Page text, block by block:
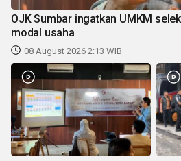
OJK Sumbar ingatkan UMKM
modal usaha
08 August 2026 2:13 WIB